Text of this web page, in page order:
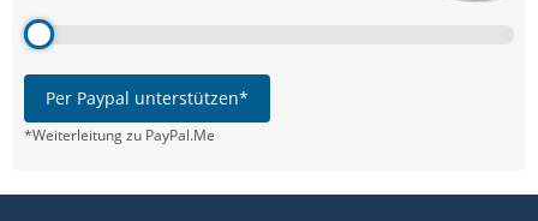
Per Paypal unterstützen*
*Weiterleitung zu PayPal.Me